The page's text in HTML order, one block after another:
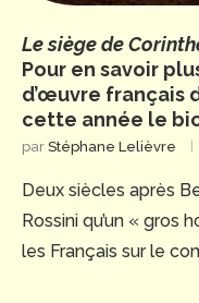
Le siège de
Pour en savoir
d’œuvre français
cette année le
par Stéphane Lelièvre
Deux siècles après
Rossini qu’un « gros
les Français sur le